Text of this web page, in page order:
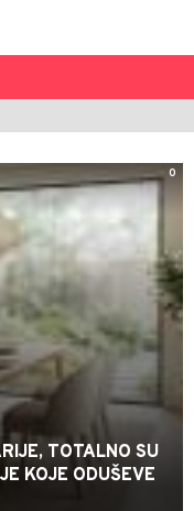
0
TOTALNO SU
KOJE ODUŠEVE